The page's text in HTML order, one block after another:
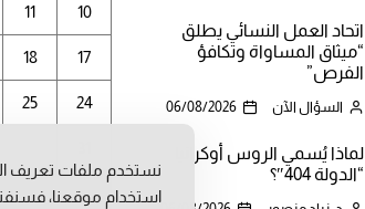
اتحاد العمل النسائي يطلق
“ميثاق المساواة وتكافؤ
الفرص”
السؤال الآن 06/08/2026
لماذا يُسمي الروس أوكرانيا
“الدولة 404″؟
10
11
17
18
24
25
نستخدم ملفات تعريف
استخدام موقعنا،